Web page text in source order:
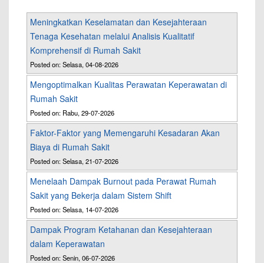
Meningkatkan Keselamatan dan Kesejahteraan
Tenaga Kesehatan melalui Analisis Kualitatif
Komprehensif di Rumah Sakit
Posted on: Selasa, 04-08-2026
Mengoptimalkan Kualitas Perawatan Keperawatan di
Rumah Sakit
Posted on: Rabu, 29-07-2026
Faktor-Faktor yang Memengaruhi Kesadaran Akan
Biaya di Rumah Sakit
Posted on: Selasa, 21-07-2026
Menelaah Dampak Burnout pada Perawat Rumah
Sakit yang Bekerja dalam Sistem Shift
Posted on: Selasa, 14-07-2026
Dampak Program Ketahanan dan Kesejahteraan
dalam Keperawatan
Posted on: Senin, 06-07-2026